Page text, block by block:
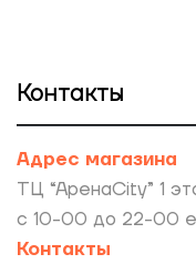
Контакты
Адрес магазина
ТЦ “АренаCity” 1
с 10-00 до 22-00
Контакты